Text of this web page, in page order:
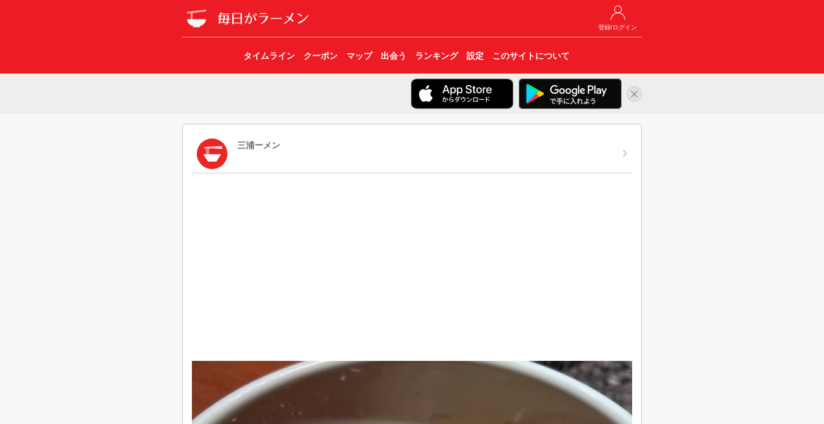
登録/ログイン
タイムライン クーポン マップ 出会う ランキング 設定 このサイトについて
三浦ーメン